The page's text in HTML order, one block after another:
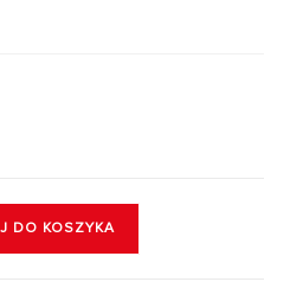
DO KOSZYKA